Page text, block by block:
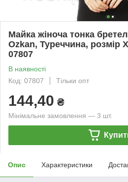
Майка жіноча тонка
Ozkan, Туреччина, розмір
07807
В наявності
Код: 07807
Тільки опт
144,40 ₴
Мінімальне замовлення — 3 шт.
Опис Характеристики